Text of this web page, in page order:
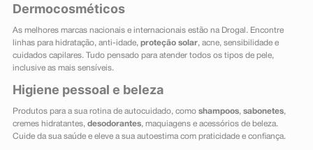
Dermocosméticos
As melhores marcas nacionais e internacionais estão na Drogal. Encontre
linhas para hidratação, anti-idade, proteção solar, acne, sensibilidade e
cuidados capilares. Tudo pensado para atender todos os tipos de pele,
inclusive as mais sensíveis.
Higiene pessoal e beleza
Produtos para a sua rotina de autocuidado, como shampoos, sabonetes,
cremes hidratantes, desodorantes, maquiagens e acessórios de beleza.
Cuide da sua saúde e eleve a sua autoestima com praticidade e confiança.